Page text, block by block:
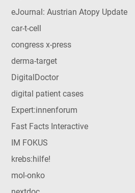
eJournal: Austrian Atopy Update
car-t-cell
congress x-press
derma-target
DigitalDoctor
digital patient cases
Expert:innenforum
Fast Facts Interactive
IM FOKUS
krebs:hilfe!
mol-onko